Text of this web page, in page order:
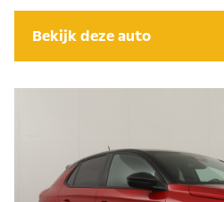
Bekijk deze auto